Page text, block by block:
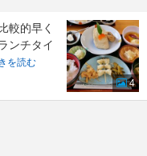
較的早く
ンチタイ
を読む
4